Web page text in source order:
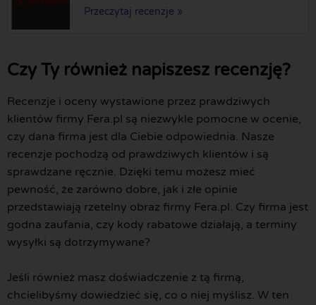
Przeczytaj recenzje »
Czy Ty również napiszesz recenzję?
Recenzje i oceny wystawione przez prawdziwych
klientów firmy Fera.pl są niezwykle pomocne w ocenie,
czy dana firma jest dla Ciebie odpowiednia. Nasze
recenzje pochodzą od prawdziwych klientów i są
sprawdzane ręcznie. Dzięki temu możesz mieć
pewność, że zarówno dobre, jak i złe opinie
przedstawiają rzetelny obraz firmy Fera.pl. Czy firma jest
godna zaufania, czy kody rabatowe działają, a terminy
wysyłki są dotrzymywane?
Jeśli również masz doświadczenie z tą firmą,
chcielibyśmy dowiedzieć się, co o niej myślisz. W ten